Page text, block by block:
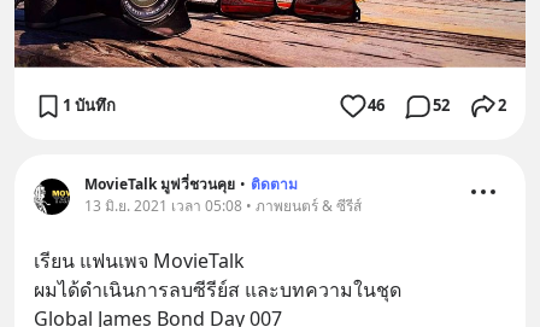
1 บันทึก 46 52 2
MovieTalk มูฟวี่ชวนคุย • ติดตาม
13 มิ.ย. 2021 เวลา 05:08 • ภาพยนตร์ & ซีรีส์
เรียน แฟนเพจ MovieTalk
ผมได้ดำเนินการลบซีรีย์ส และบทความในชุด
Global James Bond Day 007